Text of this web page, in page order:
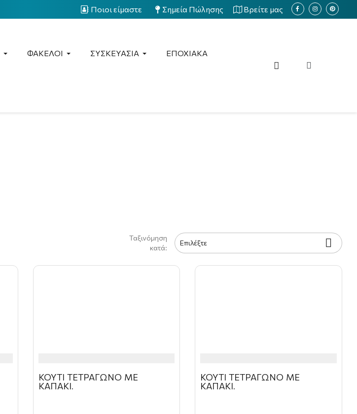
Ποιοι είμαστε Σημεία Πώλησης Βρείτε μας
ΦΑΚΕΛΟΙ ΣΥΣΚΕΥΑΣΙΑ ΕΠΟΧΙΑΚΑ
Ταξινόμηση
κατά:
Επιλέξτε 
ΚΟΥΤΙ ΤΕΤΡΑΓΩΝΟ ΜΕ
ΚΑΠΑΚΙ.
ΚΟΥΤΙ ΤΕΤΡΑΓΩΝΟ ΜΕ
ΚΑΠΑΚΙ.